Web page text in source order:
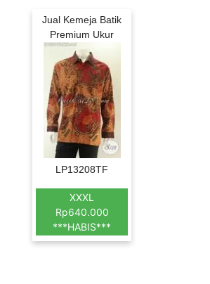
Jual Kemeja Batik
Premium Ukur
LP13208TF
XXXL
Rp640.000
***HABIS***